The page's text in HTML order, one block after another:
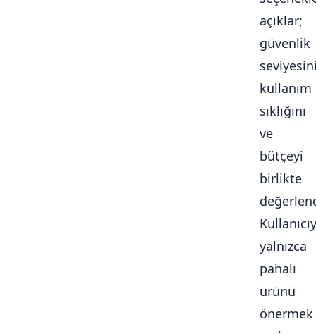
açıklar;
güvenlik
kullanım
sıklığını
ve
bütçeyi
birlikte
yalnızca
pahalı
ürünü
önermek